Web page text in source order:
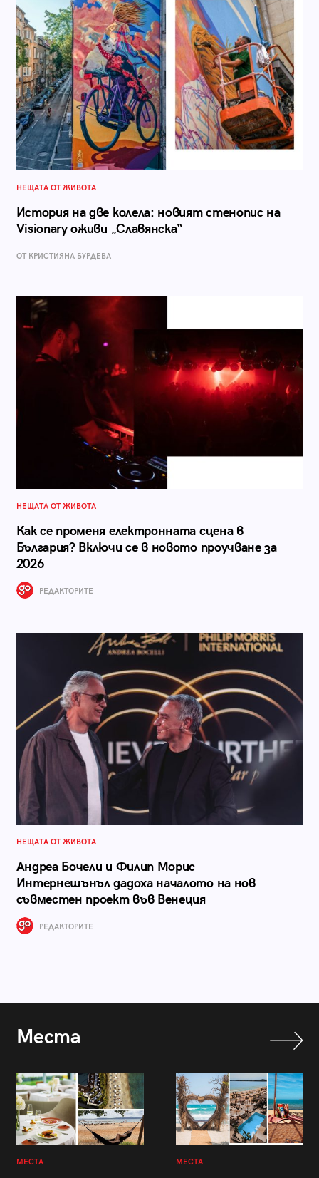
НЕЩАТА ОТ ЖИВОТА
История на две колела: новият стенопис на
Visionary оживи „Славянска“
ОТ КРИСТИЯНА БУРДЕВА
НЕЩАТА ОТ ЖИВОТА
Как се променя електронната сцена в
България? Включи се в новото проучване за
2026
РЕДАКТОРИТЕ
НЕЩАТА ОТ ЖИВОТА
Андреа Бочели и Филип Морис
Интернешънъл дадоха началото на нов
съвместен проект във Венеция
РЕДАКТОРИТЕ
Места
МЕСТА МЕСТА